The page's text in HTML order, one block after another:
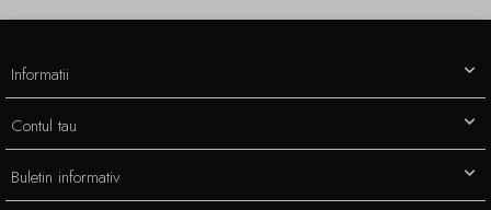
Informatii
Contul tau
Buletin informativ